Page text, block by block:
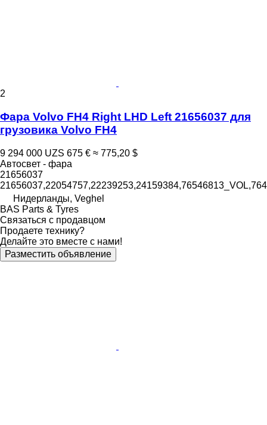
2
Фара Volvo FH4 Right LHD Left 21656037 для
грузовика Volvo FH4
9 294 000 UZS 675 € ≈ 775,20 $
Автосвет - фара
21656037
Нидерланды, Veghel
BAS Parts & Tyres
Связаться с продавцом
Продаете технику?
Делайте это вместе с нами!
Разместить объявление